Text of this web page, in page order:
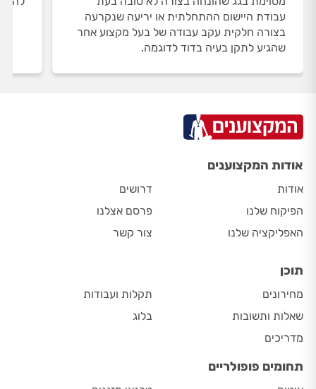
עבודת היישום ההתחלתית או יריעה שנקרעה
בצורה חלקית עקב עבודה של בעל מקצוע אחר
שהגיע לתקן בעיה בדוד לדוגמה.
אודות המקצוענים
אודות
הפיקוח שלנו
האפליקציה שלנו
דרושים
פרסם אצלנו
צור קשר
תוכן
מחירונים
שאלות ותשובות
מדריכים
תקלות ועבודות
בלוג
תחומים פופולריים